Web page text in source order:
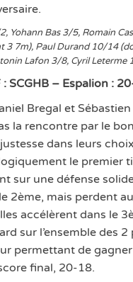
Yohann Bas 3/5, Romain
3 7m), Paul Durand 10/14
Lafon 3/8, Cyril Leterme
: SCGHB – Espalion :
Bregal et
la rencontre par le
dans leurs
le premier
sur une défense
2ème, mais perdent
accélèrent dans le
sur l’ensemble des 2
permettant de
final, 20-18.